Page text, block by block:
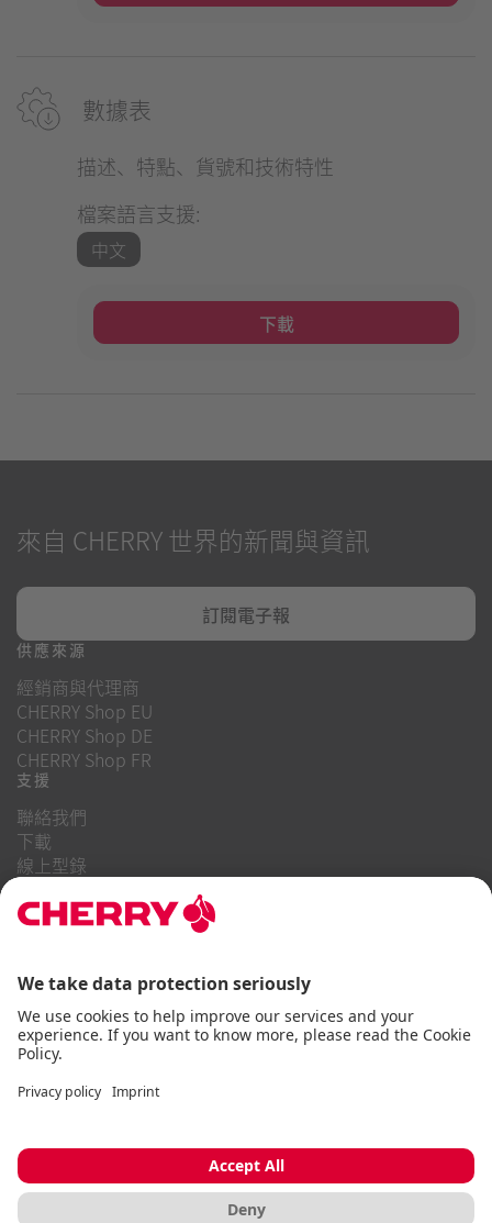
數據表
描述、特點、貨號和技術特性
檔案語言支援:
中文
下載
來自 CHERRY 世界的新聞與資訊
訂閱電子報
供應來源
經銷商與代理商
CHERRY Shop EU
CHERRY Shop DE
CHERRY Shop FR
支援
聯絡我們
下載
線上型錄
關於我們
舉報系統
商業行為守則
使用通知資料隱私